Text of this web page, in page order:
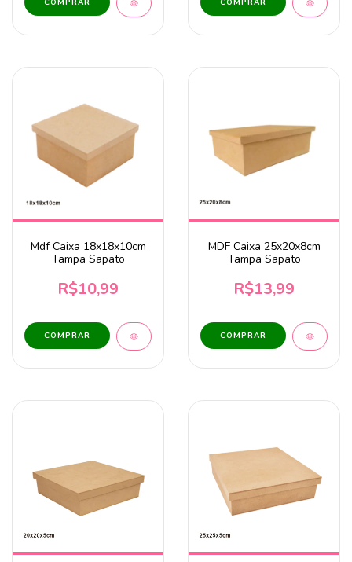
Mdf Caixa 18x18x10cm
Tampa Sapato
R$10,99
MDF Caixa 25x20x8cm
Tampa Sapato
R$13,99